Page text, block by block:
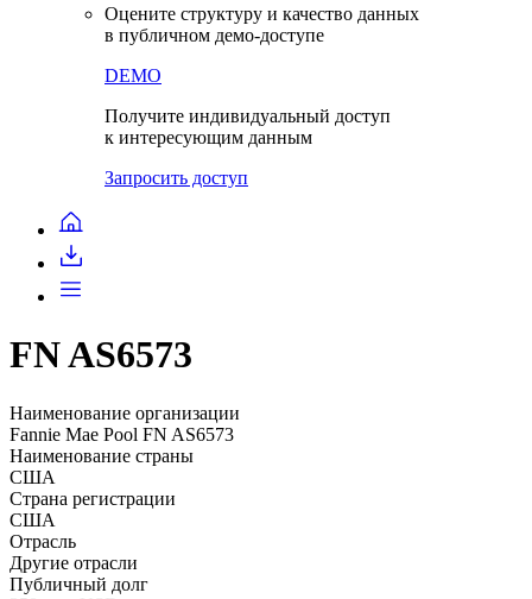
Оцените структуру и качество данных
в публичном демо-доступе
DEMO
Получите индивидуальный доступ
к интересующим данным
Запросить доступ
FN AS6573
Наименование организации
Fannie Mae Pool FN AS6573
Наименование страны
США
Страна регистрации
США
Отрасль
Другие отрасли
Публичный долг